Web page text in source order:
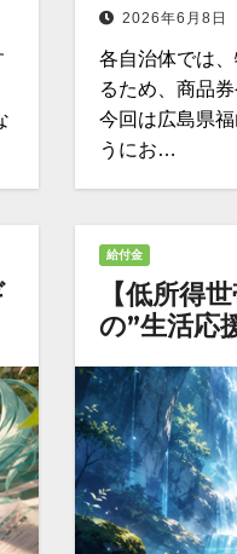
2026年6月8日
各自治体では
るため、商品
今回は広島県
うにお…
給付金
【低所得
の”生活応